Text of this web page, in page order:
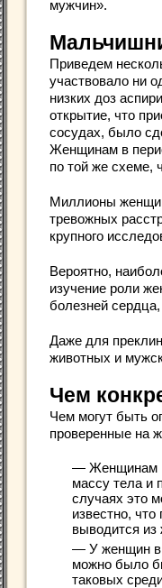
мужчин».
Приведем
участвовало ни
низких доз
открытие, что
сосудах, было
Женщинам в
по той же схеме,
Миллионы
тревожных
крупного
Вероятно,
изучение роли
болезней
Даже для
животных и
Чем
Чем могут быть
проверенные на
— Женщинам
массу тела и
случаях это
известно,
выводится из
— У женщин
можно было
таковых